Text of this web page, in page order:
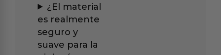
¿El material
es realmente
seguro y
suave para la